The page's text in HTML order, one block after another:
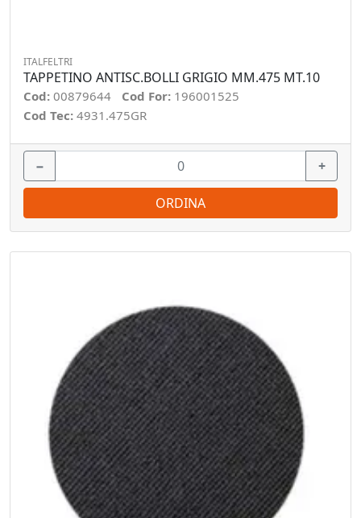
ITALFELTRI
TAPPETINO ANTISC.BOLLI GRIGIO MM.475 MT.10
Cod: 00879644 Cod For: 196001525
Cod Tec: 4931.475GR
− +
ORDINA